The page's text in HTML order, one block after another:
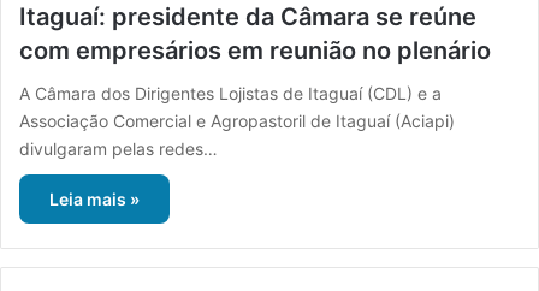
Itaguaí: presidente da Câmara se reúne
com empresários em reunião no plenário
A Câmara dos Dirigentes Lojistas de Itaguaí (CDL) e a
Associação Comercial e Agropastoril de Itaguaí (Aciapi)
divulgaram pelas redes…
Leia mais »